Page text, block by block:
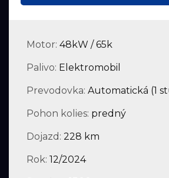
Motor: 48kW / 65k
Palivo: Elektromobil
Prevodovka: Automatická (1
Pohon kolies: predný
Dojazd: 228 km
Rok: 12/2024